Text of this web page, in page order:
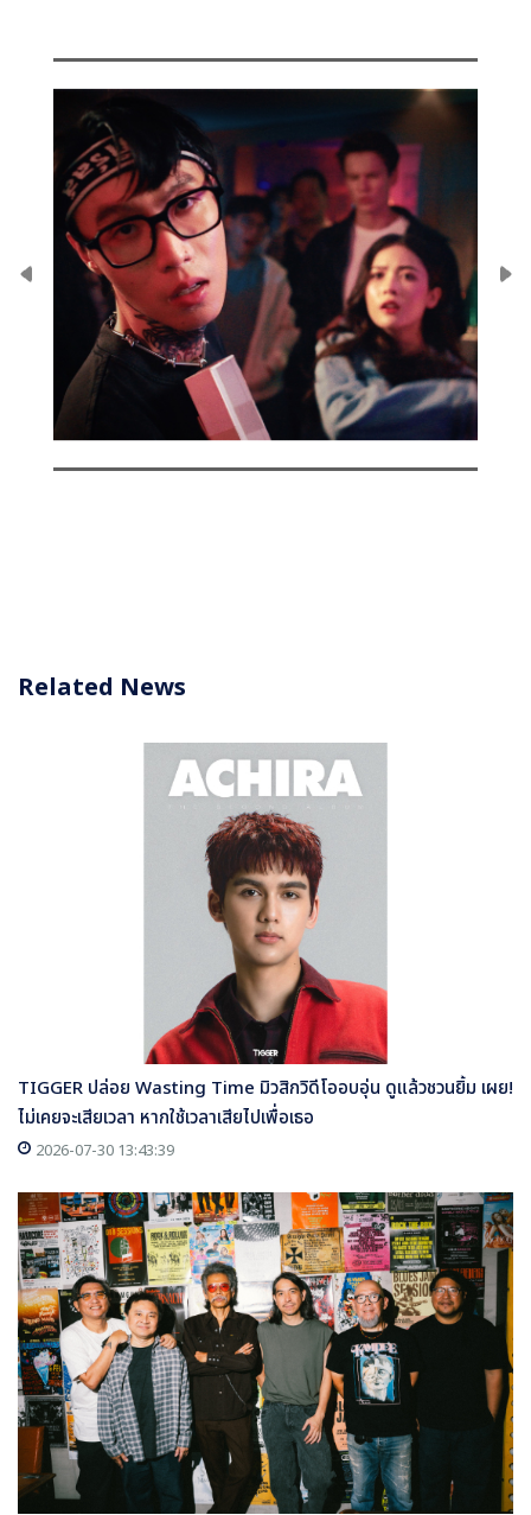
Related News
TIGGER ปล่อย Wasting Time มิวสิกวิดีโออบอุ่น ดูแล้วชวนยิ้ม เผย!
ไม่เคยจะเสียเวลา หากใช้เวลาเสียไปเพื่อเธอ
2026-07-30 13:43:39